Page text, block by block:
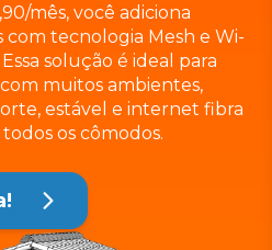
mês, você adiciona
com tecnologia Mesh e Wi-
solução é ideal para
muitos ambientes,
estável e internet fibra
os cômodos.